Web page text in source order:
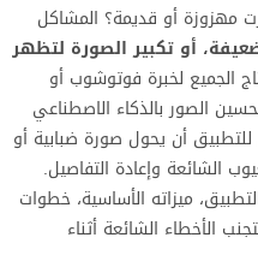
أو قديمة؟ المشاكل
أو تكبير الصورة لتظهر
الجميع لخبرة فوتوشوب أو
الصور بالذكاء الاصطناعي
أن يحول صورة ضبابية أو
الشائعة وإعادة التفاصيل.
ميزاته الأساسية، خطوات
الأخطاء الشائعة أثناء